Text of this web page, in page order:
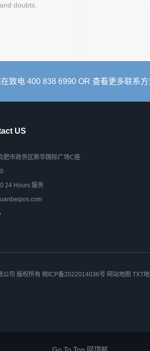
doubts.
在致电 400 838 6990 OR 查看更多联系
US
肥市政务区新华国际广场C座
24 Hours 服务
公司 版权所有 皖ICP备2022014036号 网站地图 TXT地